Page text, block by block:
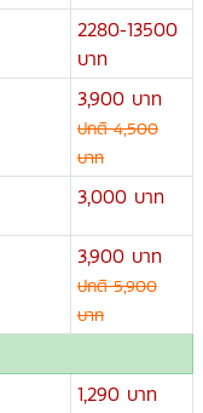
2280-13500
บาท
3,900 บาท
ปกติ 4,500
บาท
3,000 บาท
3,900 บาท
ปกติ 5,900
บาท
1,290 บาท